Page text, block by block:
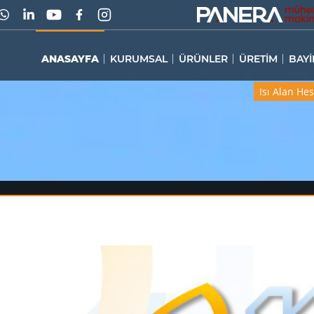
ANASAYFA KURUMSAL ÜRÜNLER ÜRETİM
Isı Alan
Isı Alan